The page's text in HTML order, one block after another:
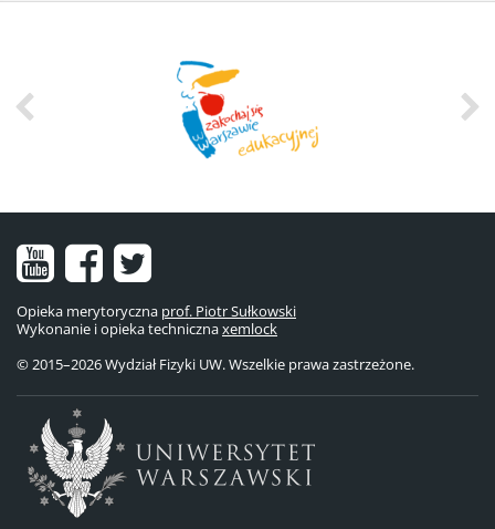
Nasz
kanał
na
YouTube
Nasz
fanpage
na
Facebooku
Nasze
konto
na
Twitterze
Opieka merytoryczna prof. Piotr Sułkowski
Wykonanie i opieka technicznaxemlock
© 2015–2026 Wydział Fizyki UW. Wszelkie prawa zastrzeżone.